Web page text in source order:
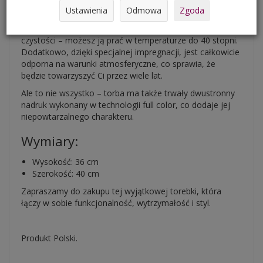
kieszonka na drobne przedmioty.
czystości – możesz ją prać w temperaturze do 40 stopni.
Dodatkowo, dzięki specjalnej impregnacji, jest całkowicie
odporna na warunki atmosferyczne, co sprawia, że
będzie towarzyszyć Ci przez wiele lat.
Ale to nie wszystko – torba ma także trwały dwustronny
nadruk wykonany w technologii full color, co dodaje jej
niepowtarzalnego charakteru.
Wymiary:
Wysokość: 36 cm
Szerokość: 40 cm
Zapraszamy do zakupu tej wyjątkowej torebki, która
łączy w sobie funkcjonalność, wytrzymałość i styl.
Produkt Polski.
Ustawienia Odmowa Zgoda